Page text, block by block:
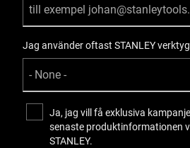
Jag använder oftast STANLEY
Ja, jag vill få exklusiva
senaste produktinformationen
STANLEY.